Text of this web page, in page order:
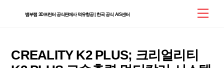
뱀부랩 3D프린터 공식판매사 덕유항공 | 한국 공식 A/S센터
CREALITY K2 PLUS; 크리얼리티